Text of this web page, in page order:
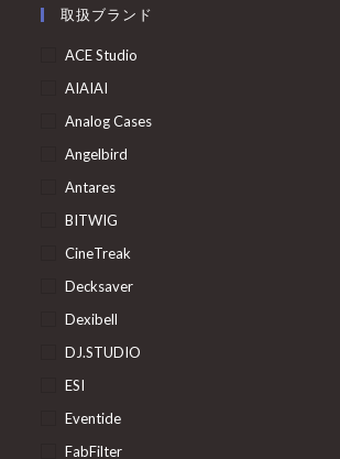
取扱ブランド
ACE Studio
AIAIAI
Analog Cases
Angelbird
Antares
BITWIG
CineTreak
Decksaver
Dexibell
DJ.STUDIO
ESI
Eventide
FabFilter